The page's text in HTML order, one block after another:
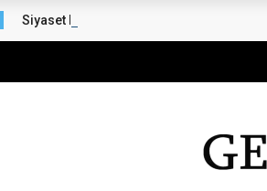
Siyaset Haberleri – Haberinburada.com.tr